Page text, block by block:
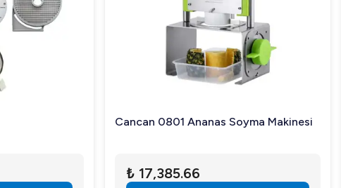
sipariş vererek mutfağınıza bu kaliteli ekipmanı
Cancan 0801 Ananas Soyma Makinesi
₺ 17,385.66